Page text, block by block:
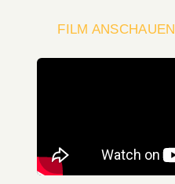
FILM ANSCHAUEN